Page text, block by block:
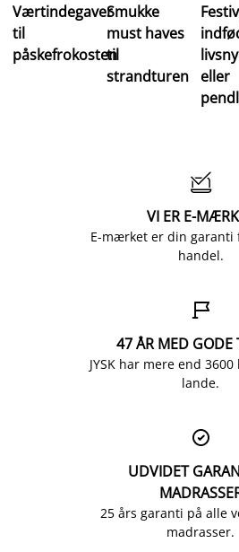
Værtindegaver
til
påskefrokosten
Smukke
must haves
til
strandturen
eller

VI ER E-
E-mærket er din garanti
handel.

47 ÅR MED GODE
JYSK har mere end
lande.

UDVIDET
25 års garanti på alle
madrasser.